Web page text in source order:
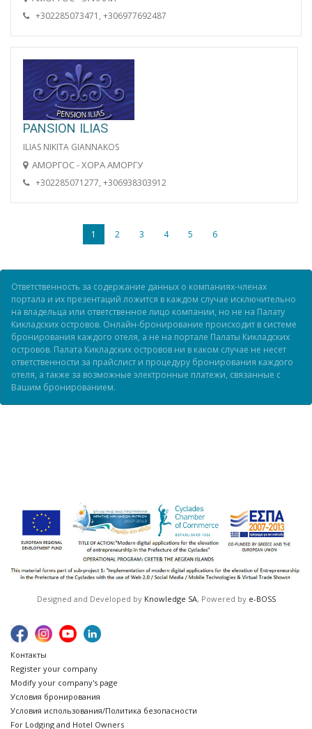
+302285073471, +306977692487
PANSION ILIAS
ILIAS NIKITA GIANNAKOS
АМОРГОС - ХОРА АМОРГУ
+302285071277, +306938303912
1 2 3 4 5 6
Ответственность за содержание данных о компаниях-членах
портала и их презентаций ложится в каждом случае исключительно
на владельца или ответственное лицо компании, но не на Палату
Кикладских островов. Онлайн-бронирование происходит в системе
бронирования каждого отеля, а не на портале Палаты Кикладских
островов. Палата Кикладских островов ни в каком случае не несет
ответственности за прайслист и процедуру бронирования каждого
отеля, а также за возможные электронные платежи, связанные с
Вашим бронированием.
Designed and Developed by Knowledge SA, Powered by e-BOSS
Контакты
Register your company
Modify your company's page
Условия бронирования
Условия использования/Политика безопасности
For Lodging and Hotel Owners